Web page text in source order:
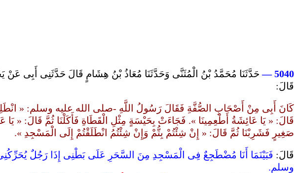
5040 —
حَدَّثَنَا مُحَمَّدُ بْنُ الْمُثَنَّى وَحَدَّثَنَا مُعَاذُ بْنُ هِشَامٍ قَالَ حَدَّثَنِى أَبِى
قَالَ:
كَانَ أَبِى مِنْ أَصْحَابِ الصُّفَّةِ فَقَالَ رَسُولُ اللَّهِ -صلى الله عليه وسلم: «
قَالَ: « يَا عَائِشَةُ أَطْعِمِينَا ». فَجَاءَتْ بِحَيْسَةٍ مِثْلِ الْقَطَاةِ فَأَكَلْنَا ثُمَّ قَالَ: «
صَغِيرٍ فَشَرِبْنَا ثُمَّ قَالَ: « إِنْ شِئْتُمْ بِتُّمْ وَإِنْ شِئْتُمُ انْطَلَقْتُمْ إِلَى الْمَسْجِدِ ».
قَالَ: فَبَيْنَمَا أَنَا مُضْطَجِعٌ فِى الْمَسْجِدِ مِنَ السَّحَرِ عَلَى بَطْنِى إِذَا رَجُلٌ
وسلم.